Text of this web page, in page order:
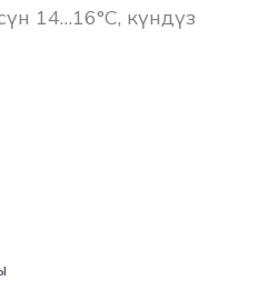
14…16°C, күндүз